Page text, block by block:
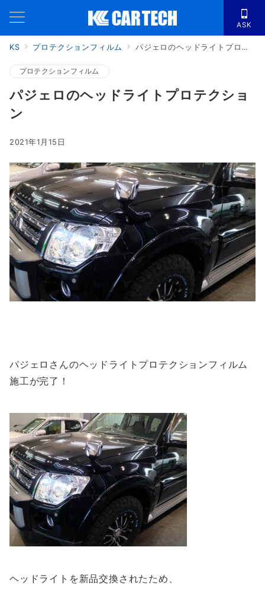
ASK
KS プロテクションフィルム パジェロのヘッドライトプロテクション
プロテクションフィルム
パジェロのヘッドライトプロテクショ
ン
2021年1月15日
パジェロさんのヘッドライトプロテクションフィルム
施工が完了！
ヘッドライトを新品交換されたため、